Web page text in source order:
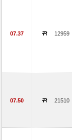
07.37 12959
07.50 21510